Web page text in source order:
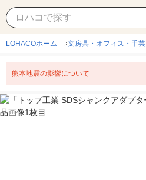
LOHACOホーム 文房具・オフィス・手芸
熊本地震の影響について